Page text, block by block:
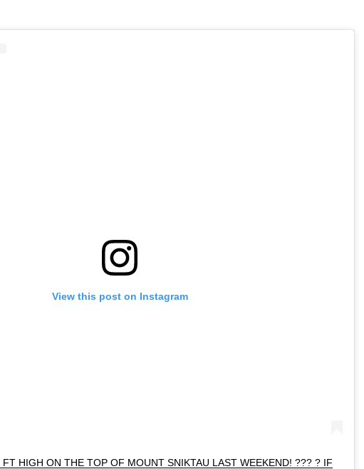
View this post on Instagram
HIGH ON THE TOP OF MOUNT SNIKTAU LAST WEEKEND! ??? ? IF